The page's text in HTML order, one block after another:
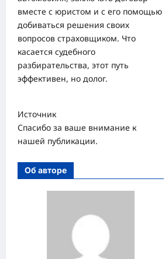
вместе с юристом и с его помощью
добиваться решения своих
вопросов страховщиком. Что
касается судебного
разбирательства, этот путь
эффективен, но долог.
Источник
Спасибо за ваше внимание к
нашей публикации.
Об авторе